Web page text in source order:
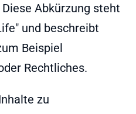
Abkürzung steht
und beschreibt
Beispiel
Rechtliches.
zu